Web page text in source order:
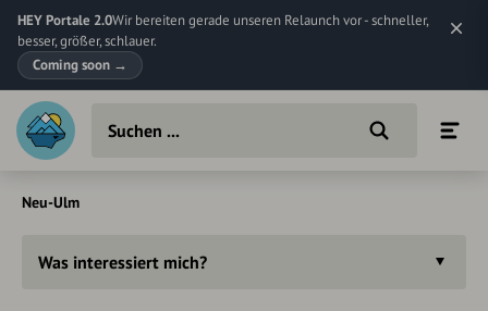
HEY Portale 2.0Wir bereiten gerade unseren Relaunch vor - schneller,
besser, größer, schlauer.
Coming soon →
Neu-Ulm
Was interessiert mich?